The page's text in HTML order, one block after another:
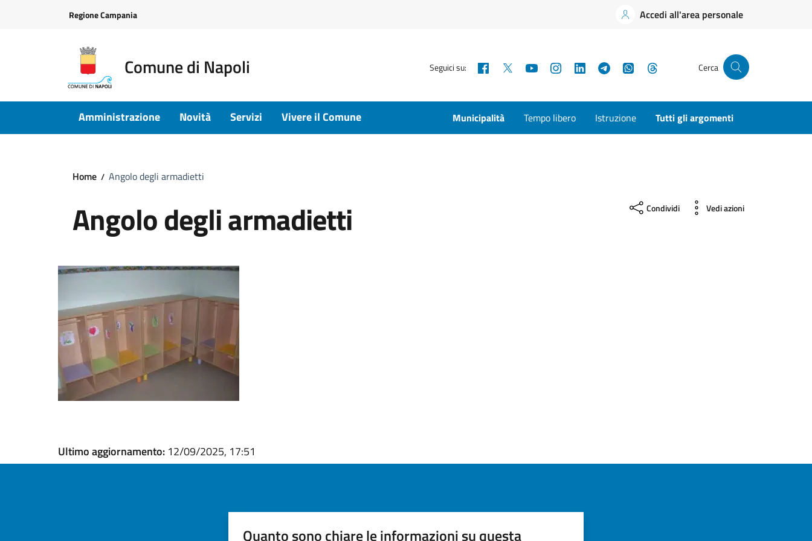
Regione Campania Accedi all'area personale
Comune di Napoli Seguici su: Facebook YouTubeInstagramLinkedInTelegramWhatsApp Cerca
Amministrazione Novità Servizi Vivere il Comune Municipalità Tempo libero Istruzione Tutti gli argomenti
Home Angolo degli armadietti
Angolo degli armadietti Condividi Vedi azioni
Ultimo aggiornamento: 12/09/2025, 17:51
Quanto sono chiare le informazioni su questa